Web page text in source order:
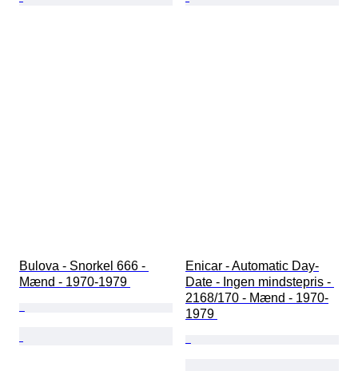
Bulova - Snorkel 666 -
Mænd - 1970-1979
Enicar - Automatic Day-
Date - Ingen mindstepris -
2168/170 - Mænd - 1970-
1979